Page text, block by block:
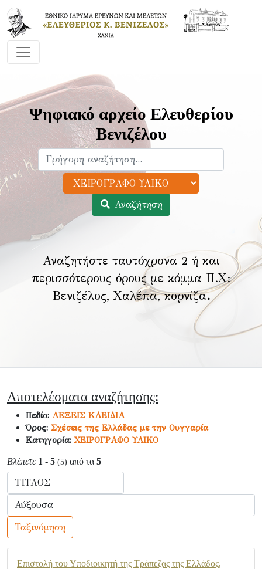
Ψηφιακό αρχείο Ελευθερίου
Βενιζέλου
Αναζήτηση
Αναζητήστε ταυτόχρονα 2 ή και
περισσότερους όρους με κόμμα Π.Χ:
Βενιζέλος, Χαλέπα, κορνίζα.
Αποτελέσματα αναζήτησης:
Πεδίο: ΛΕΞΕΙΣ ΚΛΕΙΔΙΑ
Όρος: Σχέσεις της Ελλάδας με την Ουγγαρία
Κατηγορία:ΧΕΙΡΟΓΡΑΦΟ ΥΛΙΚΟ
Βλέπετε 1 - 5 (5) από τα 5
Ταξινόμηση
Επιστολή του Υποδιοικητή της Τράπεζας της Ελλάδος,